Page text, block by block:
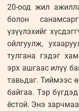
20-оод жил
болон
үзүүлэхийг
ойлгуулж,
тулгана гэдэг
эрх ашгаас илүү
тавьдаг. Тиймээс
байгаа. Тэр
ёстой. Энэ